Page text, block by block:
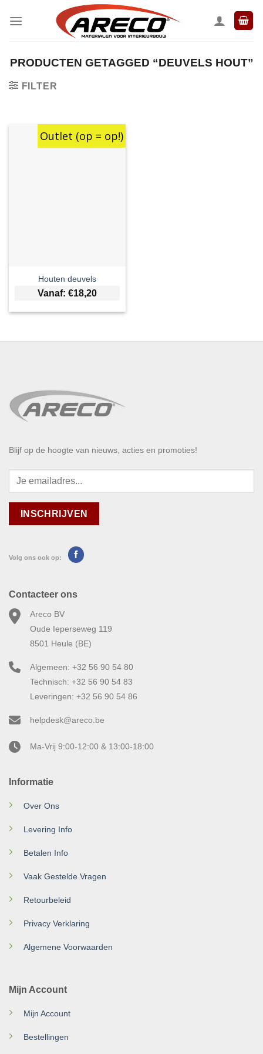
naar
PRODUCTEN GETAGGED “DEUVELS HOUT”
FILTER
Outlet (op = op!)
Houten deuvels
Vanaf: €18,20
Blijf op de hoogte van nieuws, acties en promoties!
Volg ons ook op:
Informatie
Over Ons
Levering Info
Betalen Info
Vaak Gestelde Vragen
Retourbeleid
Privacy Verklaring
Algemene Voorwaarden
Mijn Account
Mijn Account
Bestellingen
Contacteer ons
Areco BV
Oude Ieperseweg 119
8501 Heule (BE)
Algemeen: +32 56 90 54 80
Technisch: +32 56 90 54 83
Leveringen: +32 56 90 54 86
helpdesk@areco.be
Ma-Vrij 9:00-12:00 & 13:00-18:00